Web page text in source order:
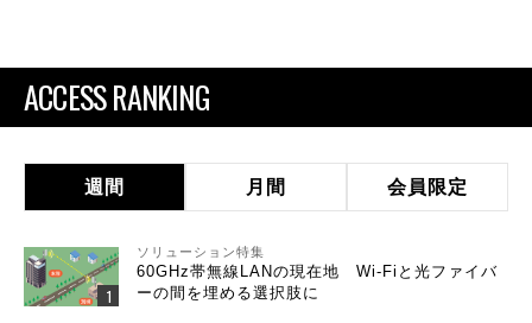
ACCESS RANKING
週間 月間 会員限定
ソリューション特集
60GHz帯無線LANの現在地 Wi-Fiと光ファイバ
ーの間を埋める選択肢に